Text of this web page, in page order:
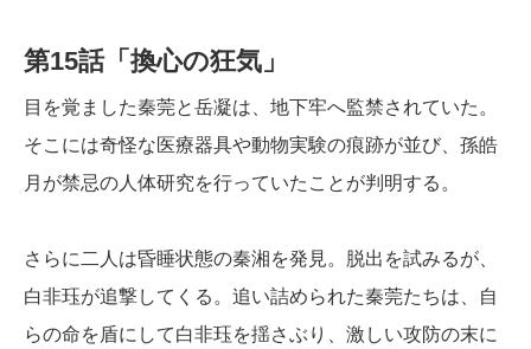
第15話「換心の狂気」
目を覚ました秦莞と岳凝は、地下牢へ監禁されていた。
そこには奇怪な医療器具や動物実験の痕跡が並び、孫皓
月が禁忌の人体研究を行っていたことが判明する。
さらに二人は昏睡状態の秦湘を発見。脱出を試みるが、
白非珏が追撃してくる。追い詰められた秦莞たちは、自
らの命を盾にして白非珏を揺さぶり、激しい攻防の末に